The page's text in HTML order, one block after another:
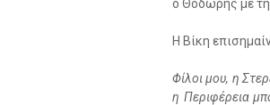
ο Θοδωρής με
Η Βίκη
Φίλοι μου, η
η Περιφέρεια